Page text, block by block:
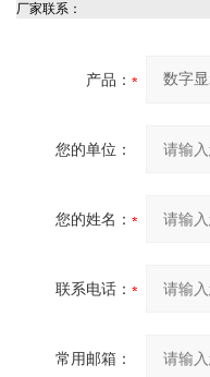
厂家联系：
产品：
您的单位：
您的姓名：
联系电话：
常用邮箱：